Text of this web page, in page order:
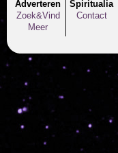
Adverteren
Zoek&Vind
Meer
Spiritualia
Contact